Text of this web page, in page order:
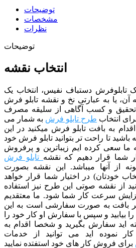
توضیحات
مشخصات
نظرات
توضیحات
انتخاب نقشه
تابلوفرش دستباف نفیس، انتخاب یک
آن، یا به عبارتی نخ و نقشه تابلو فرش
تحقیق و کسب آگاهی از سلیقه مصرف
انتخاب طرح تابلو فرش به شمار می
به بافت تابلو فرش میکنید در این
تا راحت تر بتوانید تابلو فرش خود
ما سعی کرده ایم زیباترین و پرفروش
شما قرار دهیم که نقشه تابلو فرش
نمونه از آنها میباشد. این نقشه بصورت
خودتان) در اختیار شما قرار خواهد
از نقشه صوتی این طرح نیز استفاده
سرعت کار شما شود. ما معتقدیم
بافت به صورت سفارشی است به این
بیابید و سپس با سفارش او کار خود را
اید سفارش بگیرید و شخصا اقدام به
نموده اید می توانید از خدمات